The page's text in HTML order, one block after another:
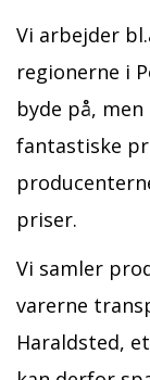
Vi arbejder
regionerne i
byde på,
fantastiske
priser.
Vi samler
varerne
Haraldsted,